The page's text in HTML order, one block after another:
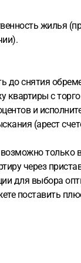
жилья
до снятия
с
и
(арест
только
через
для выбора
поставить